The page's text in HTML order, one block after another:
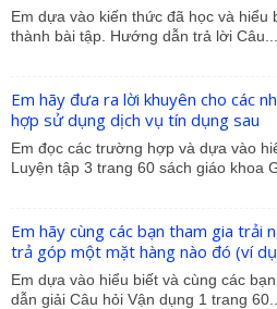
Em dựa vào kiến thức đã học và hiểu
thành bài tập. Hướng dẫn trả lời Câu...
Em hãy đưa ra lời khuyên cho các
hợp sử dụng dịch vụ tín dụng sau
Em đọc các trường hợp và dựa vào
Luyện tập 3 trang 60 sách giáo khoa
Em hãy cùng các bạn tham gia trải
trả góp một mặt hàng nào đó (ví
Em dựa vào hiểu biết và cùng các
dẫn giải Câu hỏi Vận dụng 1 trang 60...